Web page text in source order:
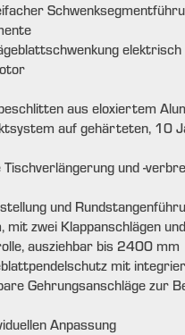
elektrisch
aus eloxiertem
auf gehärteten, 10
und -
und
zwei Klappanschlägen
ausziehbar bis 2400 mm
mit
Gehrungsanschläge zur
Anpassung